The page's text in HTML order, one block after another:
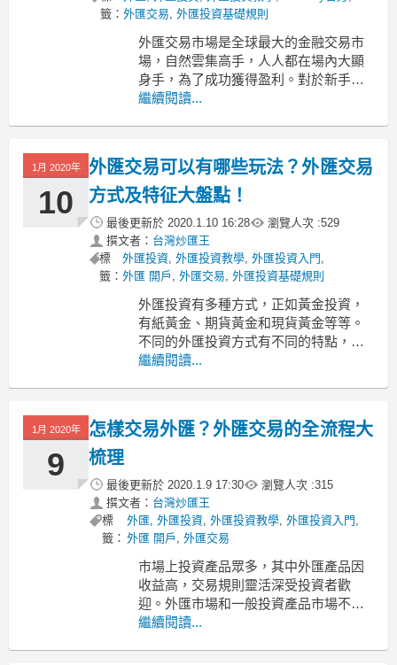
籤：外匯交易,外匯投資基礎規則
外匯交易市場是全球最大的金融交易市
場，自然雲集高手，人人都在場內大顯
身手，為了成功獲得盈利。對於新手來
講，經驗雖不及一些外匯交易老手多，
的發揮也許可以更加穩定。本文就介紹
一些外匯交易技巧，幫助新手盈利致
勝。
繼續閱讀...
1月 2020年
10
外匯交易可以有哪些玩法？外匯交易
方式及特征大盤點！
最後更新於 2020.1.10 16:28 瀏覽人次 :529
撰文者： 台灣炒匯王
標
籤：
外匯投資,外匯投資教學,外匯投資入門 ,
外匯 開戶 ,外匯交易,外匯投資基礎規則
外匯投資有多種方式，正如黃金投資，
有紙黃金、期貨黃金和現貨黃金等等。
不同的外匯投資方式有不同的特點，抓
住各自的特點，投資者才能獲得收益。
下面為大家講講外匯交易有哪些方式？
有什麼特點？
外匯保
繼續閱讀...
1月 2020年
9
怎樣交易外匯？外匯交易的全流程大
梳理
最後更新於 2020.1.9 17:30 瀏覽人次 :315
撰文者： 台灣炒匯王
標
籤：
外匯,外匯投資,外匯投資教學,外匯投資入門 ,
外匯 開戶 ,外匯交易
市場上投資產品眾多，其中外匯產品因
收益高，交易規則靈活深受投資者歡
迎。外匯市場和一般投資產品市場不
同，交易規則也不同。第一次投資外匯
繼續閱讀...